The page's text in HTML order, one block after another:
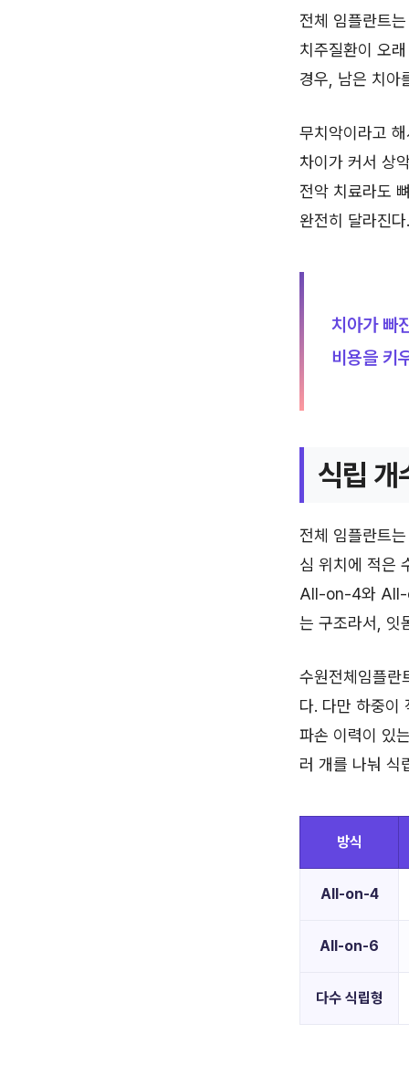
전체 임플란트
치주질환이 오
경우, 남은 치아
무치악이라고
차이가 커서 상
전악 치료라도
완전히 달라진다.
치아가 빠
비용을 키
식립 개
전체 임플란트
심 위치에 적은
All-on-4와 All-
는 구조라서, 잇
수원전체임플란
다. 다만 하중이
파손 이력이 있
러 개를 나눠 식
방식
All-on-4
All-on-6
다수 식립형